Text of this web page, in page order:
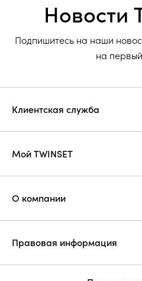
Новости
Подпишитесь на наши
на
Клиентская служба
Мой TWINSET
О компании
Правовая информация